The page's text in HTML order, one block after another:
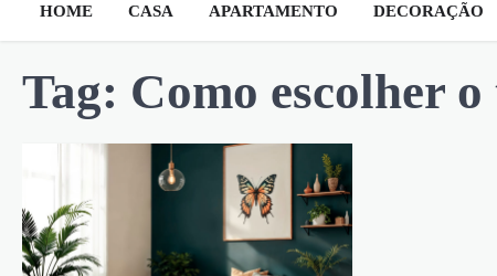
HOME CASA APARTAMENTO DECORAÇÃO
Tag: Como escolher